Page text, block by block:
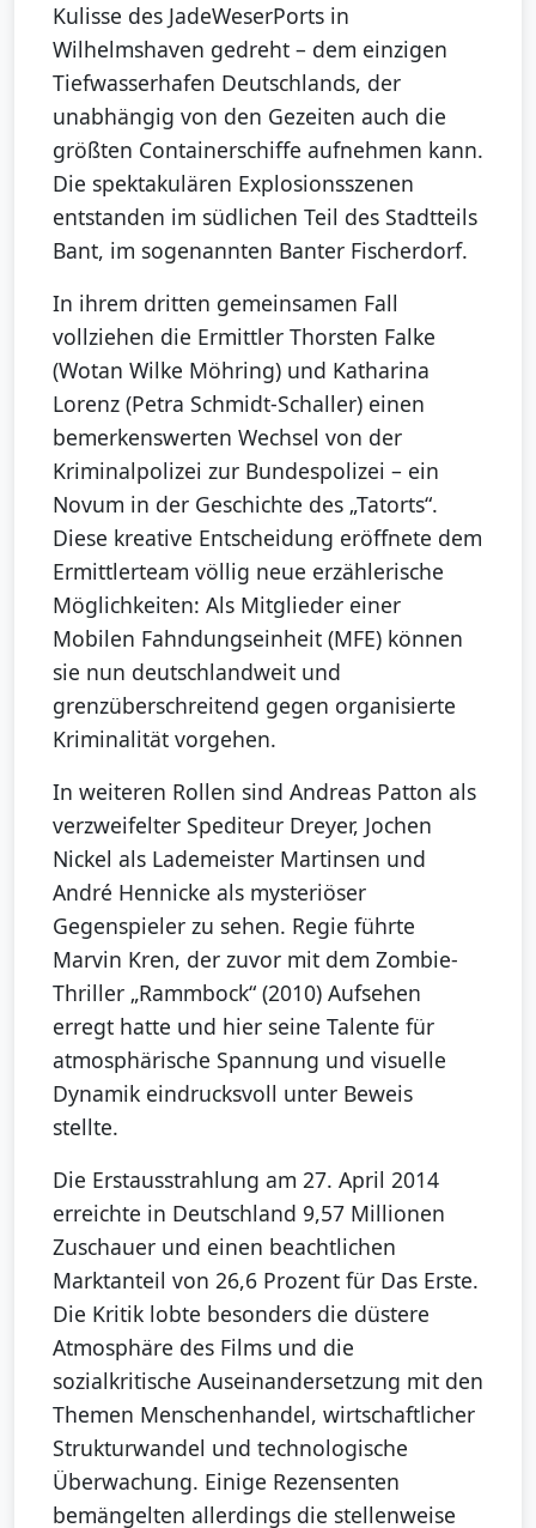
Kulisse des JadeWeserPorts in
Wilhelmshaven gedreht – dem einzigen
Tiefwasserhafen Deutschlands, der
unabhängig von den Gezeiten auch die
größten Containerschiffe aufnehmen kann.
Die spektakulären Explosionsszenen
entstanden im südlichen Teil des Stadtteils
Bant, im sogenannten Banter Fischerdorf.
In ihrem dritten gemeinsamen Fall
vollziehen die Ermittler Thorsten Falke
(Wotan Wilke Möhring) und Katharina
Lorenz (Petra Schmidt-Schaller) einen
bemerkenswerten Wechsel von der
Kriminalpolizei zur Bundespolizei – ein
Novum in der Geschichte des „Tatorts“.
Diese kreative Entscheidung eröffnete dem
Ermittlerteam völlig neue erzählerische
Möglichkeiten: Als Mitglieder einer
Mobilen Fahndungseinheit (MFE) können
sie nun deutschlandweit und
grenzüberschreitend gegen organisierte
Kriminalität vorgehen.
In weiteren Rollen sind Andreas Patton als
verzweifelter Spediteur Dreyer, Jochen
Nickel als Lademeister Martinsen und
André Hennicke als mysteriöser
Gegenspieler zu sehen. Regie führte
Marvin Kren, der zuvor mit dem Zombie-
Thriller „Rammbock“ (2010) Aufsehen
erregt hatte und hier seine Talente für
atmosphärische Spannung und visuelle
Dynamik eindrucksvoll unter Beweis
stellte.
Die Erstausstrahlung am 27. April 2014
erreichte in Deutschland 9,57 Millionen
Zuschauer und einen beachtlichen
Marktanteil von 26,6 Prozent für Das Erste.
Die Kritik lobte besonders die düstere
Atmosphäre des Films und die
sozialkritische Auseinandersetzung mit den
Themen Menschenhandel, wirtschaftlicher
Strukturwandel und technologische
Überwachung. Einige Rezensenten
bemängelten allerdings die stellenweise